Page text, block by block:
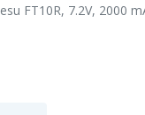
FT10R, 7.2V, 2000